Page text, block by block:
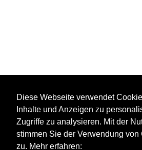
Diese Webseite verwendet
Inhalte und Anzeigen zu
Zugriffe zu analysieren. Mit der
stimmen Sie der Verwendung von
zu. Mehr erfahren: